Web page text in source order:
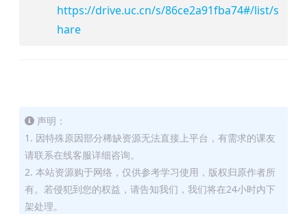
https://drive.uc.cn/s/86ce2a91fba74#/list/s
hare
声明：
1. 因特殊原因部分稀缺资源无法直接上平台，有需求的课友
请联系在线客服详细咨询。
2. 本站资源购于网络，仅供参考学习使用，版权归原作者所
有。若侵犯到您的权益，请告知我们，我们将在24小时内下
架处理。